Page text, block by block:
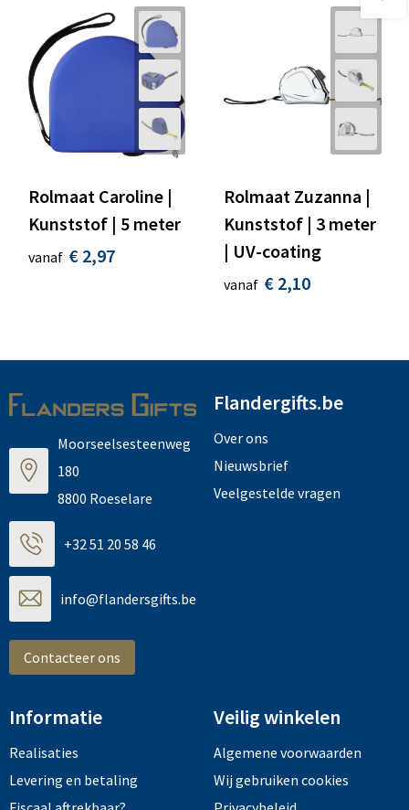
Rolmaat Caroline |
Kunststof | 5 meter
vanaf € 2,97
Rolmaat Zuzanna |
Kunststof | 3 meter
| UV-coating
vanaf € 2,10
Moorseelsesteenweg
180
8800 Roeselare
+32 51 20 58 46
info@flandersgifts.be
Contacteer ons
Flandergifts.be
Over ons
Nieuwsbrief
Veelgestelde vragen
Informatie
Realisaties
Levering en betaling
Veilig winkelen
Algemene voorwaarden
Wij gebruiken cookies